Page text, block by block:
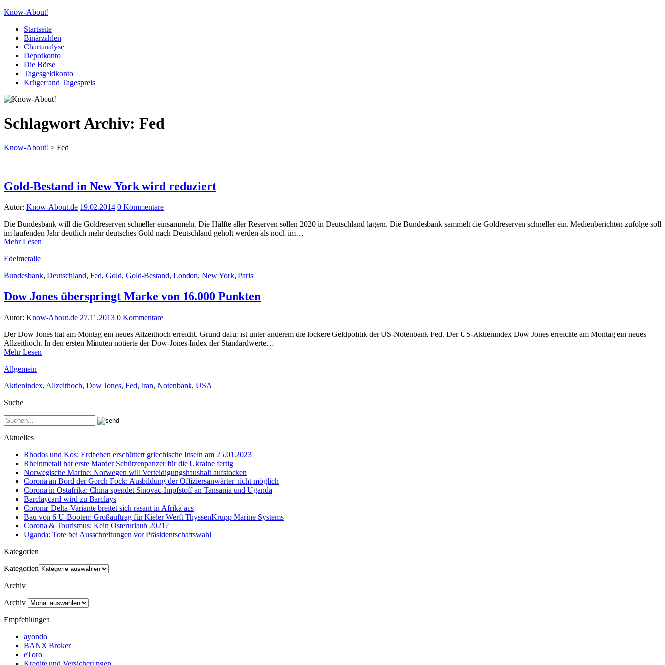
Know-About!
Startseite
Binärzahlen
Chartanalyse
Depotkonto
Die Börse
Tagesgeldkonto
Krügerrand Tagespreis
Schlagwort Archiv: Fed
Know-About! > Fed
Gold-Bestand in New York wird reduziert
Autor: Know-About.de 19.02.2014 0 Kommentare
Die Bundesbank will die Goldreserven schneller einsammeln. Die Hälfte aller Reserven sollen 2020 in Deutschland lagern. Die Bundesbank sammelt die Goldreserven schneller ein. Medienberichten zufolge soll
im laufenden Jahr deutlich mehr deutsches Gold nach Deutschland geholt werden als noch im…
Mehr Lesen
Edelmetalle
Bundesbank, Deutschland, Fed, Gold, Gold-Bestand, London, New York, Paris
Dow Jones überspringt Marke von 16.000 Punkten
Autor: Know-About.de 27.11.2013 0 Kommentare
Der Dow Jones hat am Montag ein neues Allzeithoch erreicht. Grund dafür ist unter anderem die lockere Geldpolitik der US-Notenbank Fed. Der US-Aktienindex Dow Jones erreichte am Montag ein neues
Allzeithoch. In den ersten Minuten notierte der Dow-Jones-Index der Standardwerte…
Mehr Lesen
Allgemein
Aktienindex, Allzeithoch, Dow Jones, Fed, Iran, Notenbank, USA
Suche
Aktuelles
Rhodos und Kos: Erdbeben erschüttert griechische Inseln am 25.01.2023
Rheinmetall hat erste Marder Schützenpanzer für die Ukraine fertig
Norwegische Marine: Norwegen will Verteidigungshaushalt aufstocken
Corona an Bord der Gorch Fock: Ausbildung der Offiziersanwärter nicht möglich
Corona in Ostafrika: China spendet Sinovac-Impfstoff an Tansania und Uganda
Barclaycard wird zu Barclays
Corona: Delta-Variante breitet sich rasant in Afrika aus
Bau von 6 U-Booten: Großauftrag für Kieler Werft ThyssenKrupp Marine Systems
Corona & Tourismus: Kein Osterurlaub 2021?
Uganda: Tote bei Ausschreitungen vor Präsidentschaftswahl
Kategorien
Kategorien
Archiv
Archiv
Empfehlungen
ayondo
BANX Broker
eToro
Kredite und Versicherungen